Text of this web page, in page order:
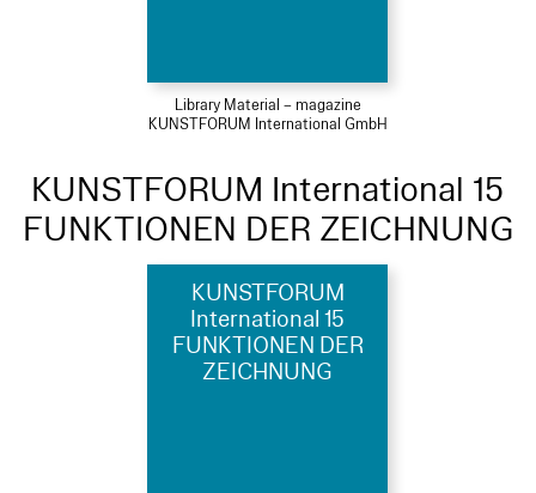
Library Material – magazine
KUNSTFORUM International GmbH
KUNSTFORUM International 15
FUNKTIONEN DER ZEICHNUNG
KUNSTFORUM
International 15
FUNKTIONEN DER
ZEICHNUNG